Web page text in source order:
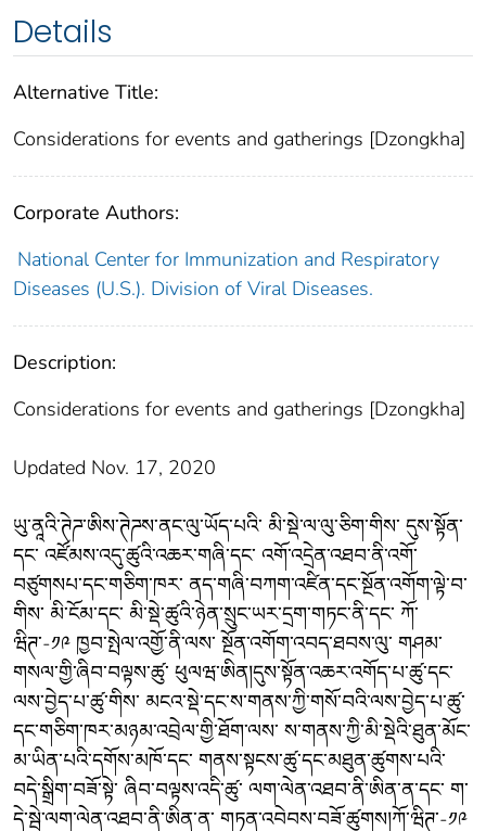
Details
Alternative Title:
Considerations for events and gatherings [Dzongkha]
Corporate Authors:
National Center for Immunization and Respiratory
Diseases (U.S.). Division of Viral Diseases.
Description:
Considerations for events and gatherings [Dzongkha]
Updated Nov. 17, 2020
ཡུ་ནཱའི་ཊེཌ་ཨིས་ཊེཌས་ནང་ལུ་ཡོད་པའི་ མི་སྡེ་ལ་ལུ་ཅིག་གིས་ དུས་སྟོན་
དང་ འཛོམས་འདུ་ཚུའི་འཆར་གཞི་དང་ འགོ་འདྲེན་འཐབ་ནི་འགོ་
བཙུགསཔ་དང་གཅིག་ཁར་ ནད་གཞི་བཀག་འཛིན་དང་སྔོན་འགོག་ལྟེ་བ་
གིས་ མི་ངོམ་དང་ མི་སྡེ་ཚུའི་ཉེན་སྲུང་ཡར་དྲག་གཏང་ནི་དང་ ཀོ་
ཝིཊ་-༡༩ ཁྱབ་སྤེལ་འགྱོ་ནི་ལས་ སྔོན་འགོག་འབད་ཐབས་ལུ་ གཤམ་
གསལ་གྱི་ཞིབ་བལྟས་ཚུ་ ཕུལཝ་ཨིན།དུས་སྟོན་འཆར་འགོད་པ་ཚུ་དང་
ལས་བྱེད་པ་ཚུ་གིས་ མངའ་སྡེ་དང་ས་གནས་ཀྱི་གསོ་བའི་ལས་བྱེད་པ་ཚུ་
དང་གཅིག་ཁར་མཉམ་འབྲེལ་གྱི་ཐོག་ལས་ ས་གནས་ཀྱི་མི་སྡེའི་ཐུན་མོང་
མ་ཡིན་པའི་དགོས་མཁོ་དང་ གནས་སྟངས་ཚུ་དང་མཐུན་ཚུགས་པའི་
བདེ་སྒྲིག་བཟོ་སྟེ་ ཞིབ་བལྟས་འདི་ཚུ་ ལག་ལེན་འཐབ་ནི་ཨིན་ན་དང་ ག་
དེ་སྦེ་ལག་ལེན་འཐབ་ནི་ཨིན་ན་ གཏན་འབེབས་བཟོ་ཚུགས།ཀོ་ཝིཊ་-༡༩